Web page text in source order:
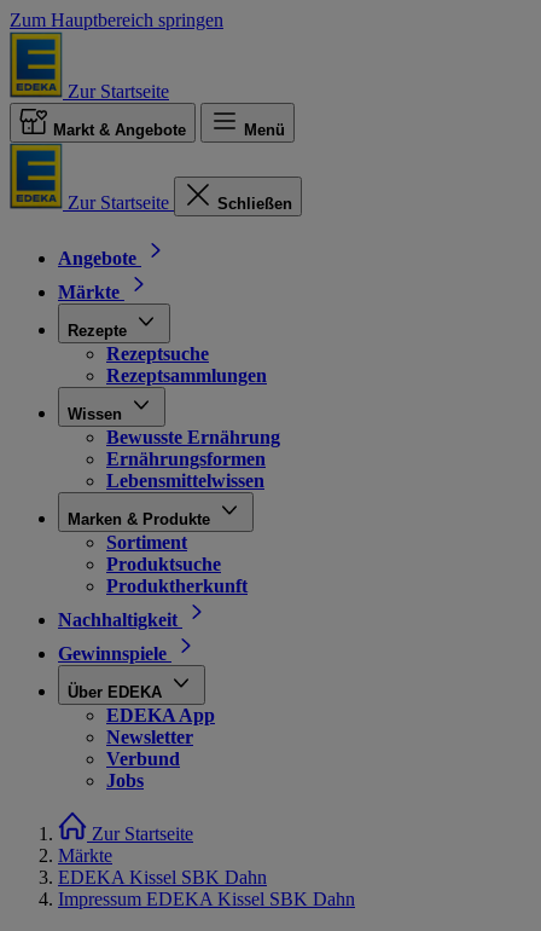
Zum Hauptbereich springen
Zur Startseite
Markt & Angebote Menü
Zur Startseite Schließen
Angebote
Märkte
Rezepte
Rezeptsuche
Rezeptsammlungen
Wissen
Bewusste Ernährung
Ernährungsformen
Lebensmittelwissen
Marken & Produkte
Sortiment
Produktsuche
Produktherkunft
Nachhaltigkeit
Gewinnspiele
Über EDEKA
EDEKA App
Newsletter
Verbund
Jobs
Zur Startseite
Märkte
EDEKA Kissel SBK Dahn
Impressum EDEKA Kissel SBK Dahn